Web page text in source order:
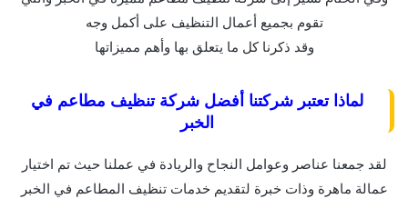
تقوم بجميع أعمال التنظيف على أكمل وجه
وقد ذكرنا كل ما يتعلق بها وأهم مميزاتها
لماذا تعتبر شركتنا أفضل شركة تنظيف مطاعم في
الخبر
لقد جمعنا عناصر وعوامل النجاح والريادة في عملنا حيث تم اختيار
عمالة ماهرة وذات خبرة لتقديم خدمات تنظيف المطاعم في الخبر